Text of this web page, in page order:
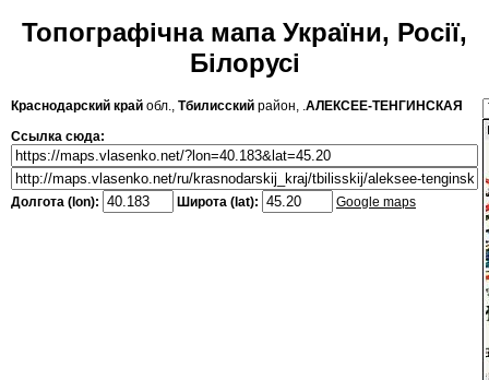
Топографічна мапа України, Росії,
Білорусі
Краснодарский край обл., Тбилисский район, .АЛЕКСЕЕ-ТЕНГИНСКАЯ
Ссылка сюда:
Долгота (lon): Широта (lat): Google maps